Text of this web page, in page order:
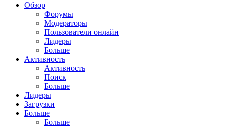
Обзор
Форумы
Модераторы
Пользователи онлайн
Лидеры
Больше
Активность
Активность
Поиск
Больше
Лидеры
Загрузки
Больше
Больше